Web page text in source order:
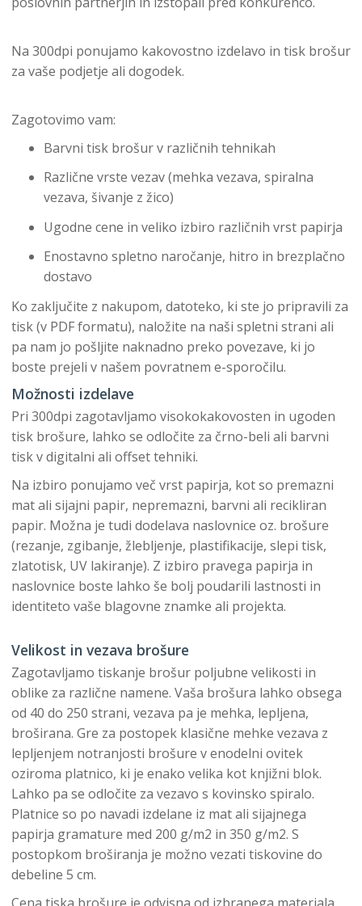
Na 300dpi ponujamo kakovostno izdelavo in tisk brošur
za vaše podjetje ali dogodek.
Zagotovimo vam:
Barvni tisk brošur v različnih tehnikah
Različne vrste vezav (mehka vezava, spiralna
vezava, šivanje z žico)
Ugodne cene in veliko izbiro različnih vrst papirja
Enostavno spletno naročanje, hitro in brezplačno
dostavo
Ko zaključite z nakupom, datoteko, ki ste jo pripravili za
tisk (v PDF formatu), naložite na naši spletni strani ali
pa nam jo pošljite naknadno preko povezave, ki jo
boste prejeli v našem povratnem e-sporočilu.
Možnosti izdelave
Pri 300dpi zagotavljamo visokokakovosten in ugoden
tisk brošure, lahko se odločite za črno-beli ali barvni
tisk v digitalni ali offset tehniki.
Na izbiro ponujamo več vrst papirja, kot so premazni
mat ali sijajni papir, nepremazni, barvni ali recikliran
papir. Možna je tudi dodelava naslovnice oz. brošure
(rezanje, zgibanje, žlebljenje, plastifikacije, slepi tisk,
zlatotisk, UV lakiranje). Z izbiro pravega papirja in
naslovnice boste lahko še bolj poudarili lastnosti in
identiteto vaše blagovne znamke ali projekta.
Velikost in vezava brošure
Zagotavljamo tiskanje brošur poljubne velikosti in
oblike za različne namene. Vaša brošura lahko obsega
od 40 do 250 strani, vezava pa je mehka, lepljena,
broširana. Gre za postopek klasične mehke vezava z
lepljenjem notranjosti brošure v enodelni ovitek
oziroma platnico, ki je enako velika kot knjižni blok.
Lahko pa se odločite za vezavo s kovinsko spiralo.
Platnice so po navadi izdelane iz mat ali sijajnega
papirja gramature med 200 g/m2 in 350 g/m2. S
postopkom broširanja je možno vezati tiskovine do
debeline 5 cm.